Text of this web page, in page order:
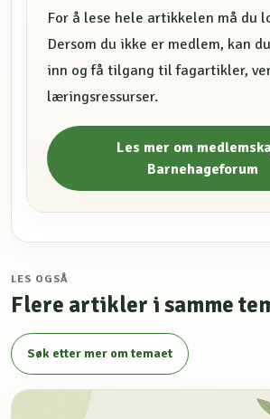
For å lese hele artikkelen må du
Dersom du ikke er medlem, kan
inn og få tilgang til fagartikler,
læringsressurser.
Les mer om
Barnehageforum
LES OGSÅ
Flere artikler i samme
Søk etter mer om temaet